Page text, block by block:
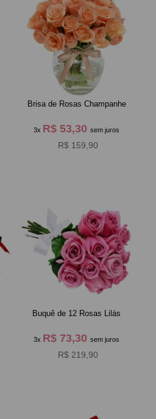
Brisa de Rosas Champanhe
3x R$ 53,30sem juros
R$ 159,90
Buquê de 12 Rosas Lilás
3x R$ 73,30sem juros
R$ 219,90